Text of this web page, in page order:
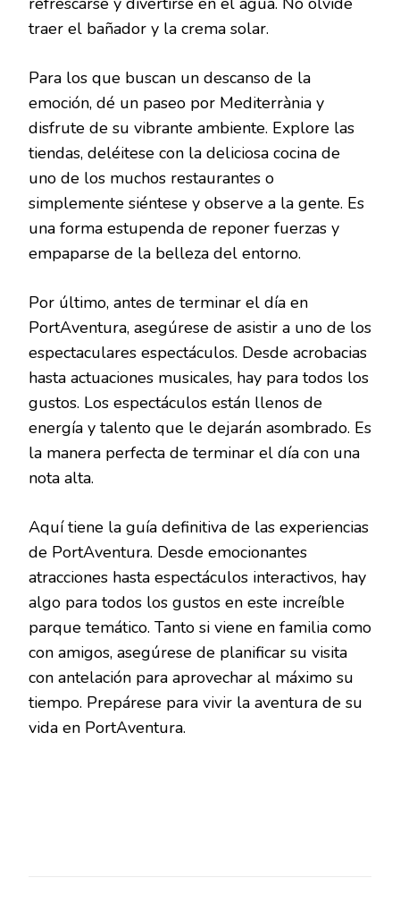
traer el bañador y la crema solar.
Para los que buscan un descanso de la
emoción, dé un paseo por Mediterrània y
disfrute de su vibrante ambiente. Explore las
tiendas, deléitese con la deliciosa cocina de
uno de los muchos restaurantes o
simplemente siéntese y observe a la gente. Es
una forma estupenda de reponer fuerzas y
empaparse de la belleza del entorno.
Por último, antes de terminar el día en
PortAventura, asegúrese de asistir a uno de los
espectaculares espectáculos. Desde acrobacias
hasta actuaciones musicales, hay para todos los
gustos. Los espectáculos están llenos de
energía y talento que le dejarán asombrado. Es
la manera perfecta de terminar el día con una
nota alta.
Aquí tiene la guía definitiva de las experiencias
de PortAventura. Desde emocionantes
atracciones hasta espectáculos interactivos, hay
algo para todos los gustos en este increíble
parque temático. Tanto si viene en familia como
con amigos, asegúrese de planificar su visita
con antelación para aprovechar al máximo su
tiempo. Prepárese para vivir la aventura de su
vida en PortAventura.